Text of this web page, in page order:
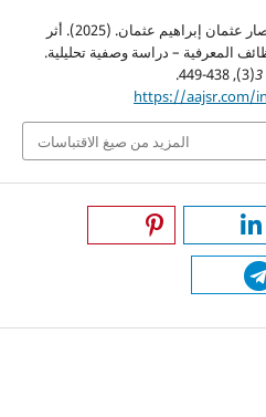
عباس محمد أحمد عبد الباقي, & انتصار عثمان إبراهيم عثمان. (2025). أثر
المعرفية – دراسة وصفية تحليلية.
3
(3), 438-449.
https://aajsr.com/
المزيد من صيغ الاقتباسات